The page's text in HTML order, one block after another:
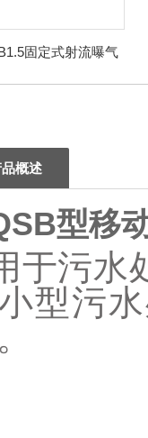
固定式射流曝气
概述
型移
于污水
型污